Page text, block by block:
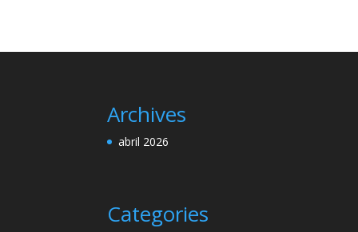
Archives
abril 2026
Categories